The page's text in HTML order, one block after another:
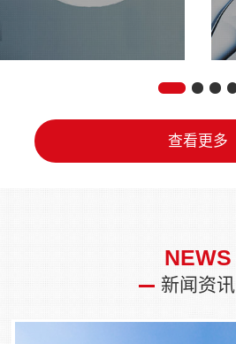
查看更多
NEWS
新闻资讯